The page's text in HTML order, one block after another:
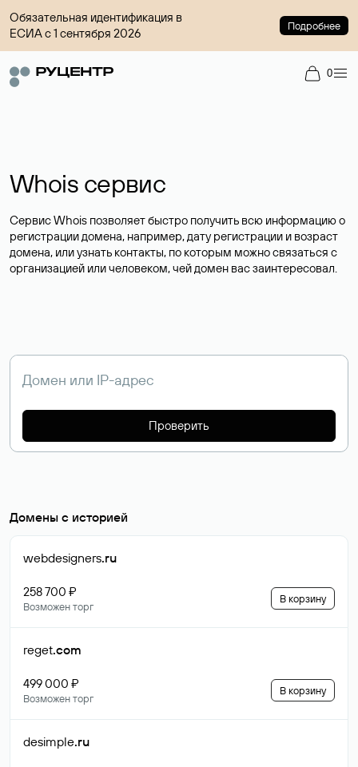
Обязательная идентификация в
ЕСИА с 1 сентября 2026
Подробнее
0
Whois сервис
Сервис Whois позволяет быстро получить всю информацию о
регистрации домена, например, дату регистрации и возраст
домена, или узнать контакты, по которым можно связаться с
организацией или человеком, чей домен вас заинтересовал.
Проверить
Домены с историей
webdesigners.ru
258 700 ₽
Возможен торг
В корзину
reget.com
499 000 ₽
Возможен торг
В корзину
desimple.ru